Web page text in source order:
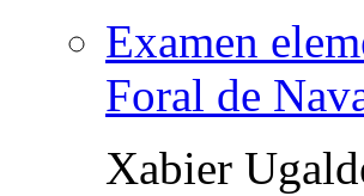
Examen
Foral de
Xabier